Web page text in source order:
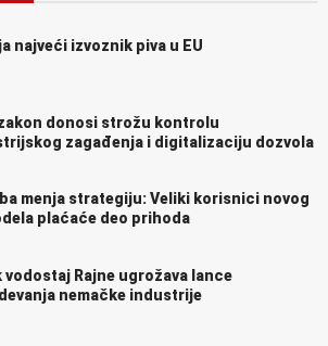
najveći izvoznik piva u EU
donosi strožu kontrolu
zagađenja i digitalizaciju dozvola
menja strategiju: Veliki korisnici novog
plaćaće deo prihoda
vodostaj Rajne ugrožava lance
nemačke industrije